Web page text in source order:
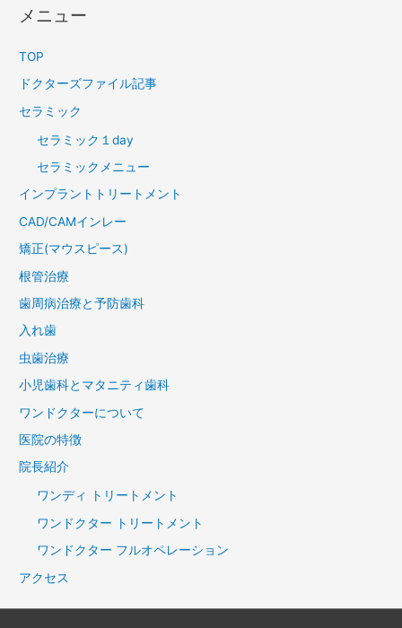
メニュー
TOP
ドクターズファイル記事
セラミック
セラミック１day
セラミックメニュー
インプラントトリートメント
CAD/CAMインレー
矯正(マウスピース)
根管治療
歯周病治療と予防歯科
入れ歯
虫歯治療
小児歯科とマタニティ歯科
ワンドクターについて
医院の特徴
院長紹介
ワンディ トリートメント
ワンドクター トリートメント
ワンドクター フルオペレーション
アクセス